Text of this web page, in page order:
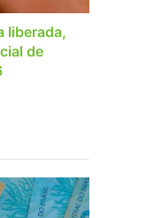
liberada,
de